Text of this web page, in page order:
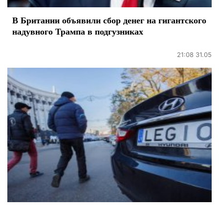
В Британии объявили сбор денег на гигантского
надувного Трампа в подгузниках
21:08 31.05